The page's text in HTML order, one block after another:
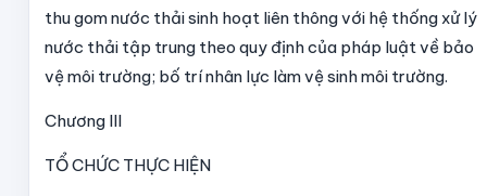
thu gom nước thải sinh hoạt liên thông với hệ thống xử lý
nước thải tập trung theo quy định của pháp luật về bảo
vệ môi trường; bố trí nhân lực làm vệ sinh môi trường.
Chương III
TỔ CHỨC THỰC HIỆN